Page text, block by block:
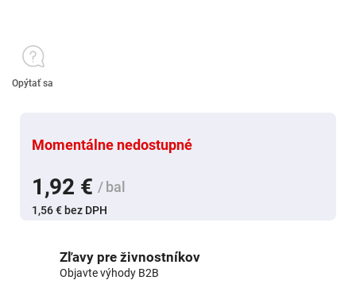
1,92 € / bal
1,56 € bez DPH
Momentálne nedostupné
Opýtať sa
Zľavy pre živnostníkov
Objavte výhody B2B